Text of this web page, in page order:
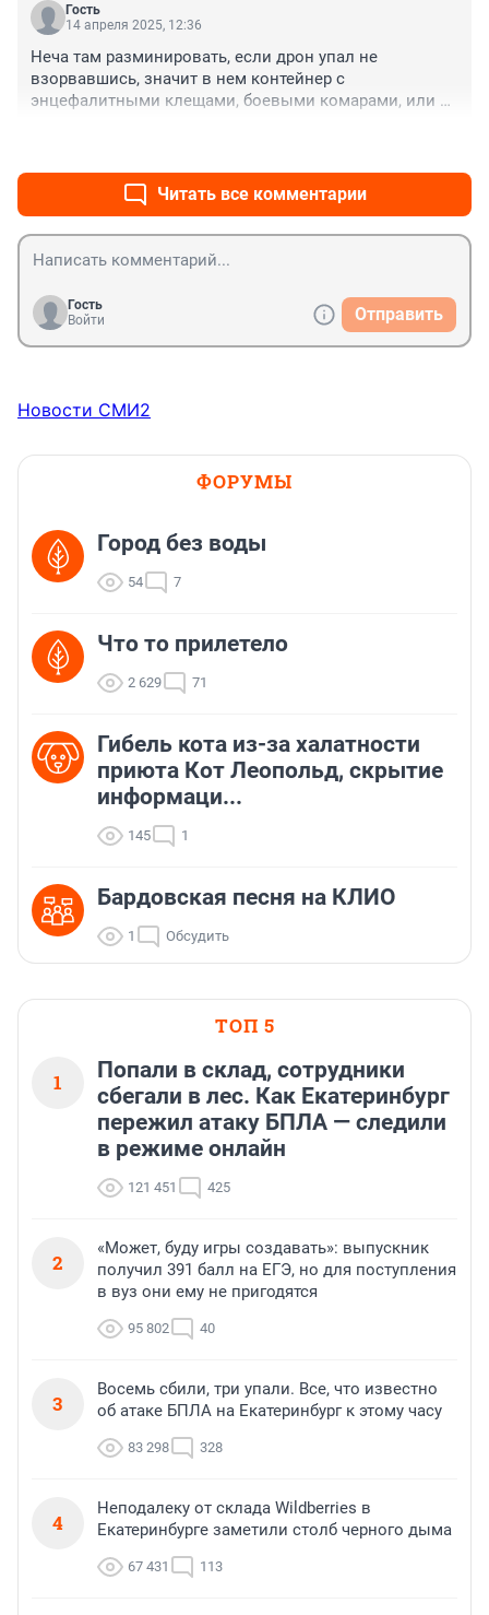
Гость
14 апреля 2025, 12:36
Неча там разминировать, если дрон упал не
взорвавшись, значит в нем контейнер с
энцефалитными клещами, боевыми комарами, или
Читать все комментарии
Гость
Войти
Отправить
Новости СМИ2
ФОРУМЫ
Город без воды
54 7
Что то прилетело
2 629 71
Гибель кота из-за халатности
приюта Кот Леопольд, скрытиe
информаци...
145 1
Бардовская песня на КЛИО
1 Обсудить
ТОП 5
1
Попали в склад, сотрудники
сбегали в лес. Как Екатеринбург
пережил атаку БПЛА — следили
в режиме онлайн
121 451 425
2
«Может, буду игры создавать»: выпускник
получил 391 балл на ЕГЭ, но для поступления
в вуз они ему не пригодятся
95 802 40
3
Восемь сбили, три упали. Все, что известно
об атаке БПЛА на Екатеринбург к этому часу
83 298 328
4
Неподалеку от склада Wildberries в
Екатеринбурге заметили столб черного дыма
67 431 113